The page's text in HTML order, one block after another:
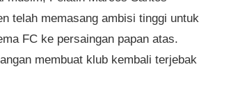
telah memasang ambisi tinggi untuk
FC ke persaingan papan atas.
membuat klub kembali terjebak